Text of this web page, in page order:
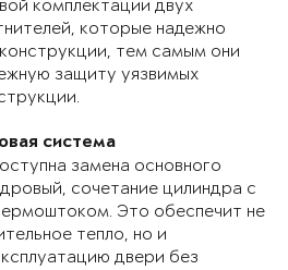
комплектации двух
которые надежно
тем самым они
защиту уязвимых
система
замена основного
сочетание цилиндра с
Это обеспечит не
тепло, но и
двери без